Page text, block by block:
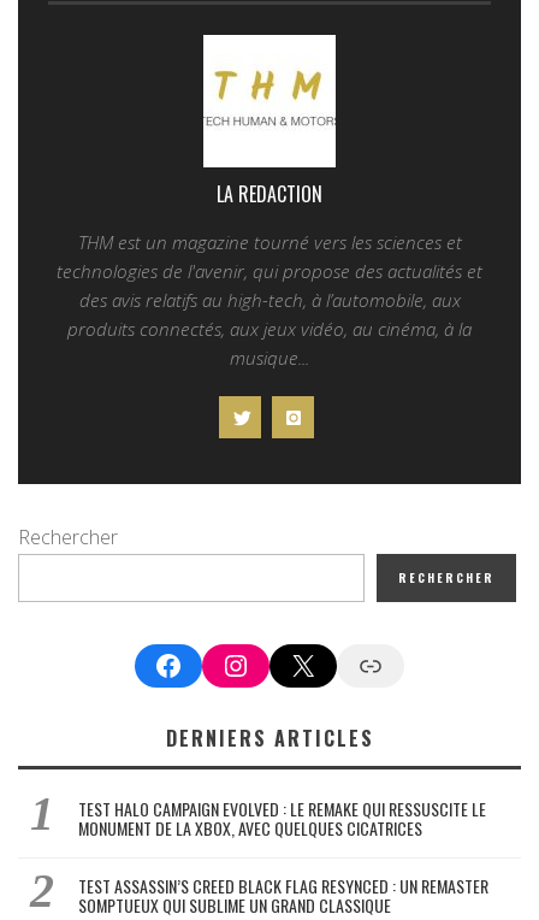
LA REDACTION
THM est un magazine tourné vers les sciences et
technologies de l'avenir, qui propose des actualités et
des avis relatifs au high-tech, à l’automobile, aux
produits connectés, aux jeux vidéo, au cinéma, à la
musique...
Rechercher
RECHERCHER
FacebookInstagram
X Google News
DERNIERS ARTICLES
TEST HALO CAMPAIGN EVOLVED : LE REMAKE QUI RESSUSCITE LE
MONUMENT DE LA XBOX, AVEC QUELQUES CICATRICES
TEST ASSASSIN’S CREED BLACK FLAG RESYNCED : UN REMASTER
SOMPTUEUX QUI SUBLIME UN GRAND CLASSIQUE